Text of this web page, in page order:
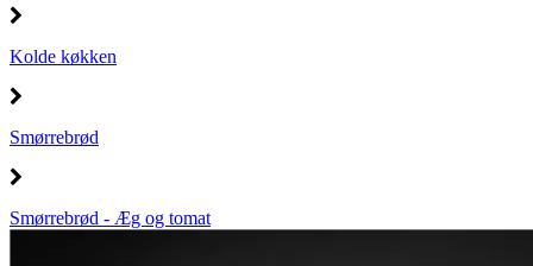
Kolde køkken
Smørrebrød
Smørrebrød - Æg og tomat